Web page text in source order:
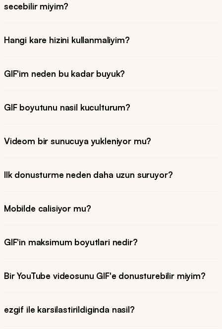
secebilir miyim?
Hangi kare hizini kullanmaliyim?
GIF'im neden bu kadar buyuk?
GIF boyutunu nasil kuculturum?
Videom bir sunucuya yukleniyor mu?
Ilk donusturme neden daha uzun suruyor?
Mobilde calisiyor mu?
GIF'in maksimum boyutlari nedir?
Bir YouTube videosunu GIF'e donusturebilir miyim?
ezgif ile karsilastirildiginda nasil?